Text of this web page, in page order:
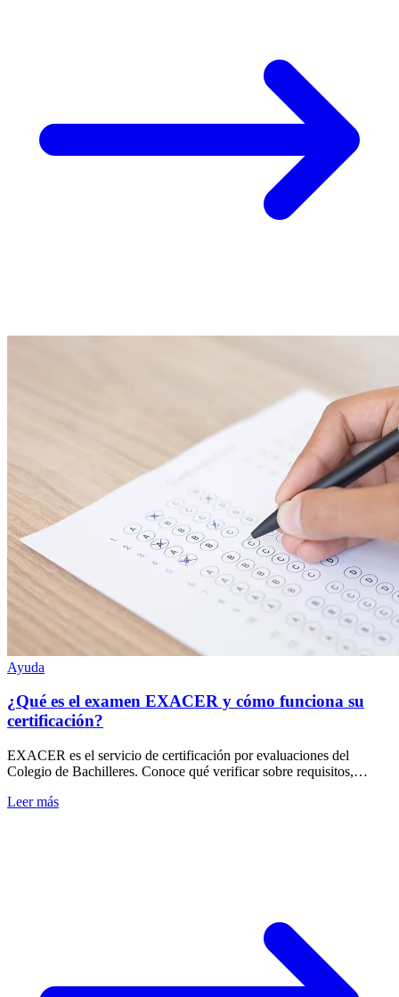
Ayuda
¿Qué es el examen EXACER y cómo funciona su
certificación?
EXACER es el servicio de certificación por evaluaciones del
Colegio de Bachilleres. Conoce qué verificar sobre requisitos,
Leer más